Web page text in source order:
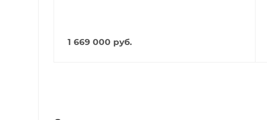
1 669 000 руб.